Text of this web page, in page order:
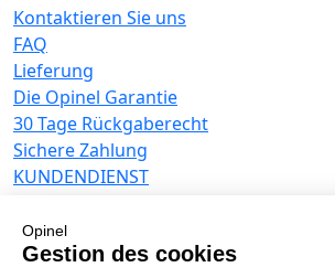
Opinel
Gestion des cookies
Kontaktieren Sie uns
FAQ
Lieferung
Die Opinel Garantie
30 Tage Rückgaberecht
Sichere Zahlung
KUNDENDIENST
Datenschutzrichtlinie
Angebote für Unternehmen